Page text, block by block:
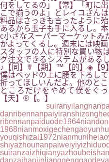
何をしてるの」【常】「町に
こで揃うのよ」とレイコさん
料品はさっきも言ったように
あるから玉子も手に入るし。
c小さなスーパーマーケットみ
かよってくるし。週末には映
スタッフの人に特別な買い物
グ注文できるシステムがある
♪【同】☤【期】™【的】◈【9
僕はベッドの上に腰を下ろし
折ってほしいんだよ。他のと
ところだけをやめて僕をぐ
【天】®【。】